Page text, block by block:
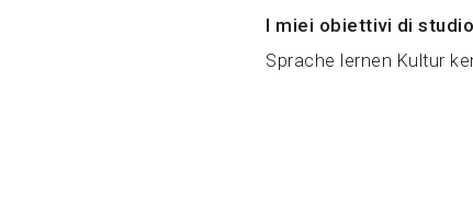
I miei obiettivi di studio
Sprache lernen Kultur